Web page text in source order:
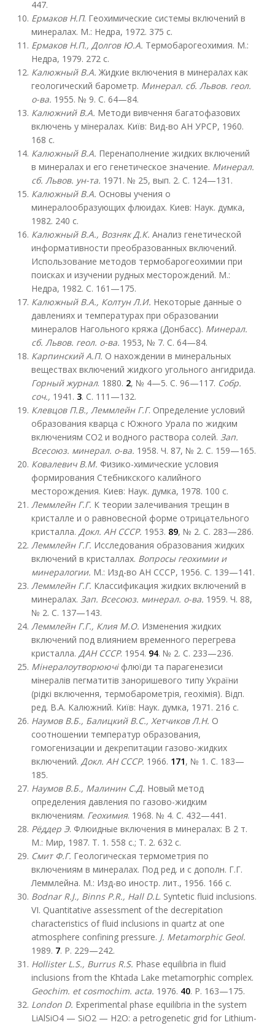
447.
Ермаков Н.П. Геохимические системы включений в
минералах. М.: Недра, 1972. 375 с.
Ермаков Н.П., Долгов Ю.А. Термобарогеохимия. М.:
Недра, 1979. 272 с.
Калюжный В.А. Жидкие включения в минералах как
геологический барометр. Минерал. сб. Львов. геол.
о-ва. 1955. № 9. С. 64—84.
Калюжний В.А. Методи вивчення багатофазових
включень у мінералах. Київ: Вид-во АН УРСР, 1960.
168 с.
Калюжный В.А. Перенаполнение жидких включений
в минералах и его генетическое значение. Минерал.
сб. Львов. ун-та. 1971. № 25, вып. 2. С. 124—131.
Калюжный В.А. Основы учения о
минералообразующих флюидах. Киев: Наук. думка,
1982. 240 с.
Калюжный В.А., Возняк Д.К. Анализ генетической
информативности преобразованных включений.
Использование методов термобарогеохимии при
поисках и изучении рудных месторождений. М.:
Недра, 1982. С. 161—175.
Калюжный В.А., Колтун Л.И. Некоторые данные о
давлениях и температурах при образовании
минералов Нагольного кряжа (Донбасс). Минерал.
сб. Львов. геол. о-ва. 1953, № 7. С. 64—84.
Карпинский А.П. О нахождении в минеральных
веществах включений жидкого угольного ангидрида.
Горный журнал. 1880. 2, № 4—5. С. 96—117. Собр.
соч., 1941. 3. С. 111—132.
Клевцов П.В., Леммлейн Г.Г. Определение условий
образования кварца с Южного Урала по жидким
включениям СО2 и водного раствора солей. Зап.
Всесоюз. минерал. о-ва. 1958. Ч. 87, № 2. С. 159—165.
Ковалевич В.М. Физико-химические условия
формирования Стебникского калийного
месторождения. Киев: Наук. думка, 1978. 100 с.
Леммлейн Г.Г. К теории залечивания трещин в
кристалле и о равновесной форме отрицательного
кристалла. Докл. АН СССР. 1953. 89, № 2. С. 283—286.
Леммлейн Г.Г. Исследования образования жидких
включений в кристаллах. Вопросы геохимии и
минералогии. М.: Изд-во АН СССР, 1956. С. 139—141.
Леммлейн Г.Г. Классификация жидких включений в
минералах. Зап. Всесоюз. минерал. о-ва. 1959. Ч. 88,
№ 2. С. 137—143.
Леммлейн Г.Г., Клия М.О. Изменения жидких
включений под влиянием временного перегрева
кристалла. ДАН СССР. 1954. 94. № 2. С. 233—236.
Мінералоутворюючіфлюїди та парагенезиси
мінералів пегматитів заноришевого типу України
(рідкі включення, термобарометрія, геохімія). Відп.
ред. В.А. Калюжний. Київ: Наук. думка, 1971. 216 с.
Наумов В.Б., Балицкий В.С., Хетчиков Л.Н. О
соотношении температур образования,
гомогенизации и декрепитации газово-жидких
включений. Докл. АН СССР. 1966. 171, № 1. С. 183—
185.
Наумов В.Б., Малинин С.Д. Новый метод
определения давления по газово-жидким
включениям. Геохимия. 1968. № 4. С. 432—441.
Рёддер Э. Флюидные включения в минералах: В 2 т.
М.: Мир, 1987. Т. 1. 558 с.; Т. 2. 632 с.
Смит Ф.Г. Геологическая термометрия по
включениям в минералах. Под ред. и с дополн. Г.Г.
Леммлейна. М.: Изд-во иностр. лит., 1956. 166 с.
Bodnar R.J., Binns P.R., Hall D.L. Syntetic fluid inclusions.
VI. Quantitative assessment of the decrepitation
characteristics of fluid inclusions in quartz at one
atmosphere confining pressure. J. Metamorphic Geol.
1989. 7. P. 229—242.
Hollister L.S., Burrus R.S. Phase equilibria in fluid
inclusions from the Khtada Lake metamorphic complex.
Geochim. et cosmochim. acta. 1976. 40. P. 163—175.
London D. Experimental phase equilibria in the system
LiAlSiO4 — SiO2 — H2O: a petrogenetic grid for Lithium-